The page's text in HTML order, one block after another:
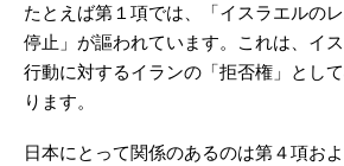
たとえば第１項では、「イスラエルの
停止」が謳われています。これは、イ
行動に対するイランの「拒否権」とし
ります。
日本にとって関係のあるのは第４項お